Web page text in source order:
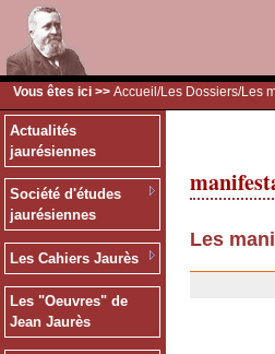
Vous êtes ici >> Accueil /Les Dossiers/Les
Actualités
jaurésiennes
Société d'études
jaurésiennes
Les Cahiers Jaurès
Les "Oeuvres" de
Jean Jaurès
Les